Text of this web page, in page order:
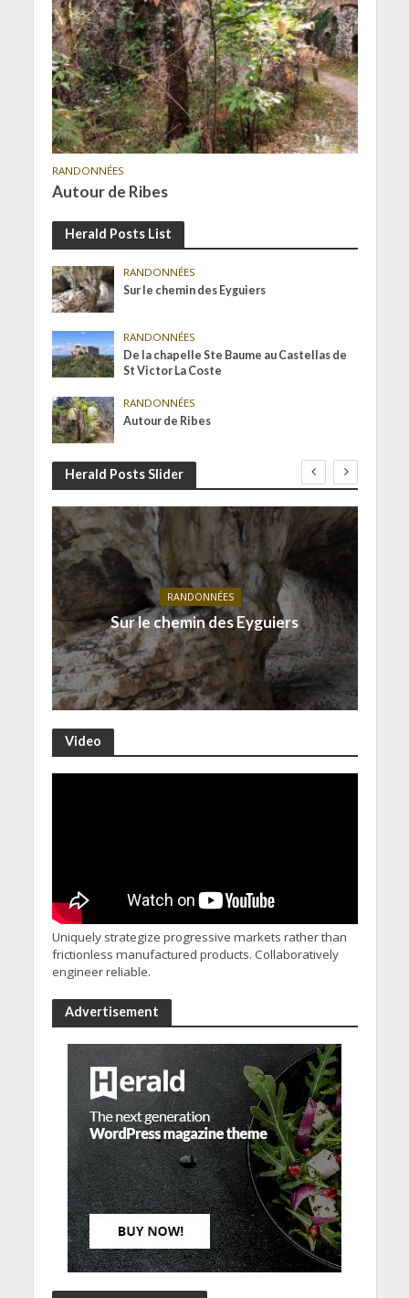
RANDONNÉES
Autour de Ribes
Herald Posts List
RANDONNÉES
Sur le chemin des Eyguiers
RANDONNÉES
De la chapelle Ste Baume au Castellas de
St Victor La Coste
RANDONNÉES
Autour de Ribes
Herald Posts Slider
RANDONNÉES
Sur le chemin des Eyguiers
Video
Uniquely strategize progressive markets rather than
frictionless manufactured products. Collaboratively
engineer reliable.
Advertisement